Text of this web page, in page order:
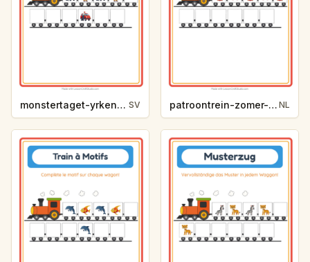
monstertaget-yrken-f3cb SV patroontrein-zomer-39b6 NL